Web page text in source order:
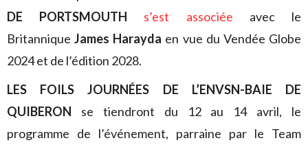
DE PORTSMOUTH
s’est associée avec le
BritanniqueJames Harayda en vue du Vendée Globe
2024 et de l’édition 2028.
LES FOILS JOURNÉES DE L’ENVSN-BAIE DE
QUIBERON se tiendront du 12 au 14 avril, le
programme de l’événement, parraine par le Team